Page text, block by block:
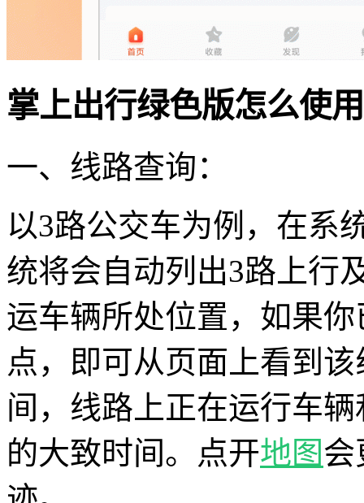
掌上出行绿色版怎么使用
一、线路查询：
以3路公交车为例，在系
统将会自动列出3路上行
运车辆所处位置，如果
点，即可从页面上看到
间，线路上正在运行车
的大致时间。点开地图会